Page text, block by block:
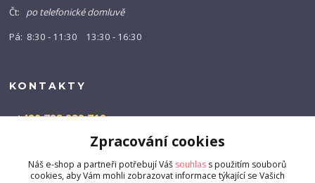
Čt: po telefonické domluvě
Pá: 8:30 - 11:30 13:30 - 16:30
KONTAKTY
+420 723 989 719
info@barny-shop.cz
Zpracování cookies
Náš e-shop a partneři potřebují Váš souhlas s použitím souborů
cookies, aby Vám mohli zobrazovat informace týkající se Vašich